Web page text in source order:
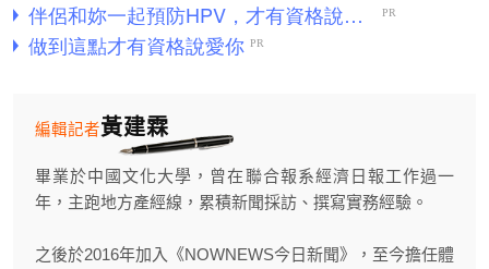
黃建霖
編輯記者
畢業於中國文化大學，曾在聯合報系經濟日報工作過一
年，主跑地方產經線，累積新聞採訪、撰寫實務經驗。
之後於2016年加入《NOWNEWS今日新聞》，至今擔任體